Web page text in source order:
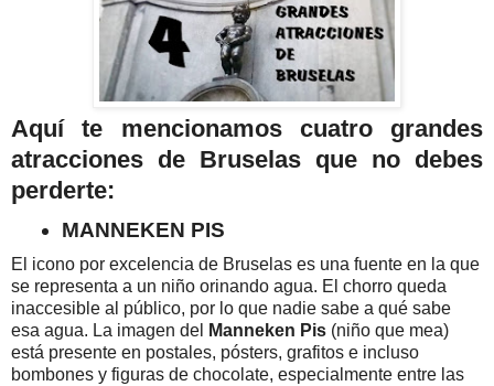
Aquí te mencionamos cuatro grandes
atracciones de Bruselas que no debes
perderte:
MANNEKEN PIS
El icono por excelencia de Bruselas es una fuente en la que
se representa a un niño orinando agua. El chorro queda
inaccesible al público, por lo que nadie sabe a qué sabe
esa agua. La imagen del
Manneken Pis (niño que mea)
está presente en postales, pósters, grafitos e incluso
bombones y figuras de chocolate, especialmente entre las